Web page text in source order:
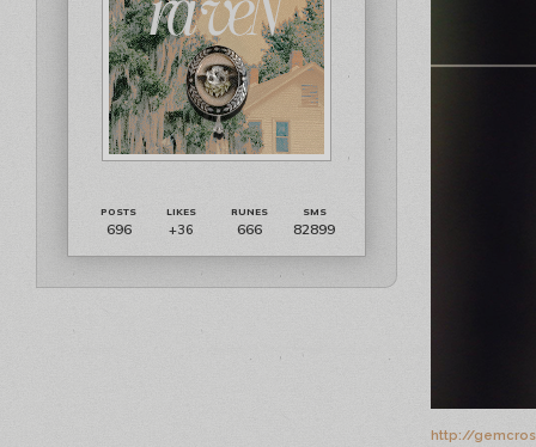
696 +36 666 82899
http://